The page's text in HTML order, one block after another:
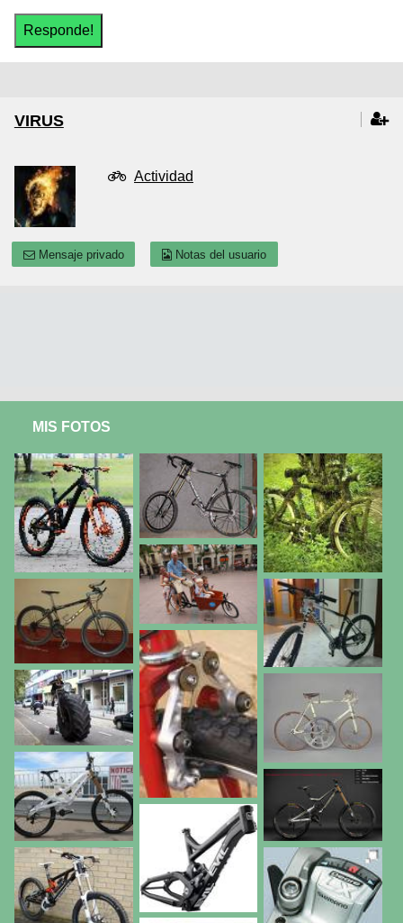
VIRUS
Actividad
Mensaje privado Notas del usuario
MIS FOTOS